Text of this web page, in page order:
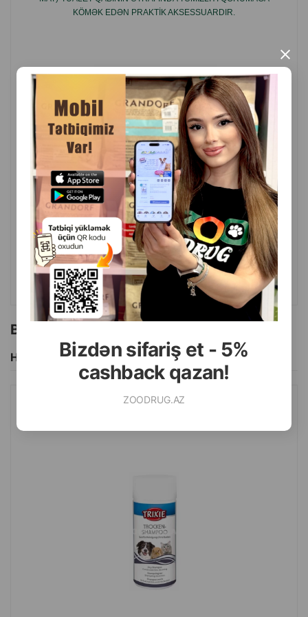
Bizdən sifariş et - 5%
cashback qazan!
ZOODRUG.AZ
×
KÖMƏK EDƏN PRAKTIK AKSESSUARDIR.
( Rəylər)
Qiymət
Almaq
1 ədəd
7.00
ALMAQ
Bu brendin başqa məhsulları
Hamısını Gör